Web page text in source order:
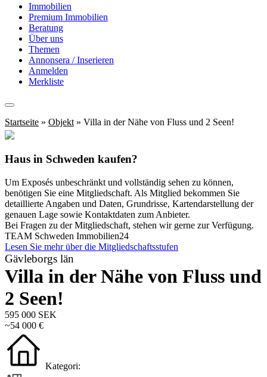
Immobilien
Premium Immobilien
Beratung
Über uns
Themen
Annonsera / Inserieren
Anmelden
Merkliste
Startseite » Objekt » Villa in der Nähe von Fluss und 2 Seen!
Haus in Schweden kaufen?
Um Exposés unbeschränkt und vollständig sehen zu können,
benötigen Sie eine Mitgliedschaft. Als Mitglied bekommen Sie
detaillierte Angaben und Daten, Grundrisse, Kartendarstellung der
genauen Lage sowie Kontaktdaten zum Anbieter.
Bei Fragen zu der Mitgliedschaft, stehen wir gerne zur Verfügung.
TEAM Schweden Immobilien24
Lesen Sie mehr über die Mitgliedschaftsstufen
Gävleborgs län
Villa in der Nähe von Fluss und
2 Seen!
595 000 SEK
~54 000 €
Kategori: